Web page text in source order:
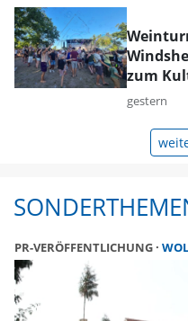
zum
gestern
PR-VERÖFFENTLICHUNG